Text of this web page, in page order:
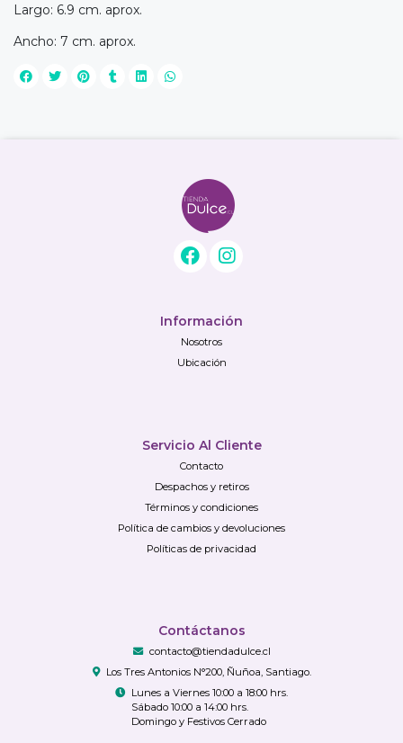
Largo: 6.9 cm. aprox.
Ancho: 7 cm. aprox.
Información
Nosotros
Ubicación
Servicio Al Cliente
Contacto
Despachos y retiros
Términos y condiciones
Política de cambios y devoluciones
Políticas de privacidad
Contáctanos
contacto@tiendadulce.cl
Los Tres Antonios N°200, Ñuñoa, Santiago.
Lunes a Viernes 10:00 a 18:00 hrs.
Sábado 10:00 a 14:00 hrs.
Domingo y Festivos Cerrado